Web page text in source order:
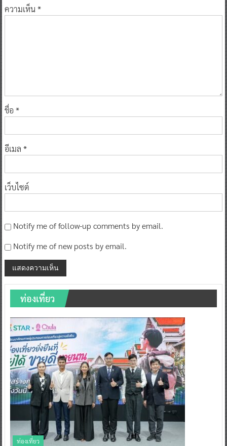
ความเห็น*
ชื่อ *
อีเมล *
เว็บไซต์
Notify me of follow-up comments by email.
Notify me of new posts by email.
ท่องเที่ยว
ท่องเที่ยว